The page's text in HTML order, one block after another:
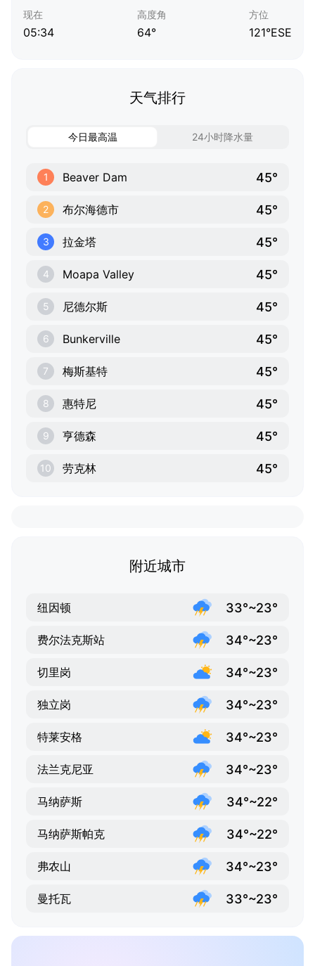
现在
05:34
高度角
64°
方位
121°ESE
天气排行
今日最高温 24小时降水量
1 Beaver Dam 45°
2 布尔海德市 45°
3 拉金塔 45°
4 Moapa Valley 45°
5 尼德尔斯 45°
6 Bunkerville 45°
7 梅斯基特 45°
8 惠特尼 45°
9 亨德森 45°
10 劳克林 45°
附近城市
纽因顿 33°~23°
费尔法克斯站 34°~23°
切里岗 34°~23°
独立岗 34°~23°
特莱安格 34°~23°
法兰克尼亚 34°~23°
马纳萨斯 34°~22°
马纳萨斯帕克 34°~22°
弗农山 34°~23°
曼托瓦 33°~23°